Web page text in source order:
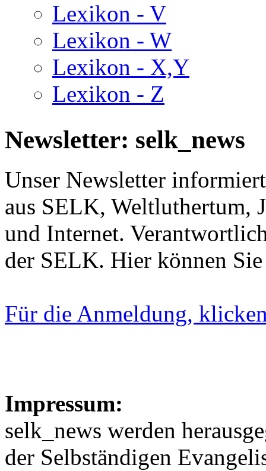
Lexikon - V
Lexikon - W
Lexikon - X,Y
Lexikon - Z
Newsletter: selk_news
Unser Newsletter
aus SELK, Weltluthertum,
und Internet.
der SELK. Hier können
Für die Anmeldung,
Impressum:
selk_news werden
der Selbständigen